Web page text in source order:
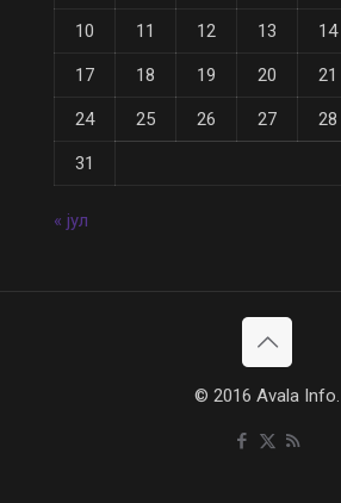
10 11 12 13 14
17 18 19 20 21
24 25 26 27 28
31
« јул
© 2016 Avala Info.